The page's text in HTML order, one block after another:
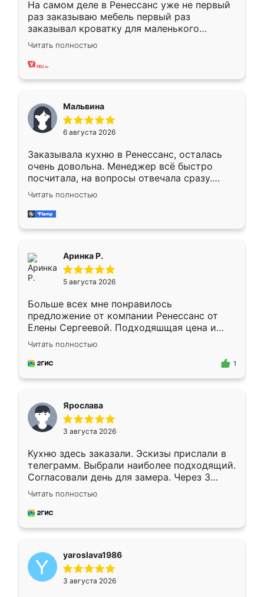
На самом деле в Ренессанс уже не первый
раз заказываю мебель первый раз
заказывал кроватку для маленького
ребёнка при его рождении ,во второй раз
заказал шкаф-купе. По качеству очень
хорошее сборка достаточно быстрая,
меньше, здесь же он более разнообразный.
Мне нравится ,если что-то потребуется из
мебели буду заказывать только здесь.
Читать полностью
Мальвина
6 августа 2026
Заказывала кухню в Ренессанс, осталась
очень довольна. Менеджер всё быстро
посчитала, на вопросы отвечала сразу.
Замерщик приехал в субботу, подошёл к
делу со всей ответственностью. Собрали
за день, ребята работали аккуратно, даже
Читать полностью
Аринка Р.
5 августа 2026
Больше всех мне понравилось
предложение от компании Ренессанс от
Елены Сергеевой. Подходяшщая цена и
короткие сроки изготовления. Приехавший
для замера сотрудник Владислав
предложил по моему эскизу самый
Читать полностью
1
Ярослава
3 августа 2026
Кухню здесь заказали. Эскизы прислали в
телеграмм. Выбрали наиболее подходящий.
Согласовали день для замера. Через 3
недели кухня была уже готова. Остались
довольны работой. Спасибо Ренессанс
мебель за качественную работу!
Читать полностью
yaroslava1986
3 августа 2026